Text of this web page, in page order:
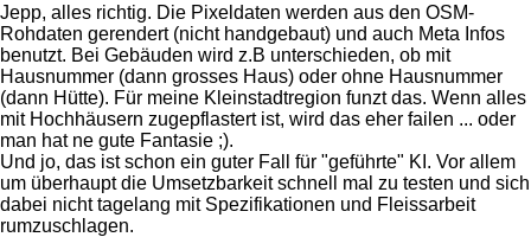
Jepp, alles richtig. Die Pixeldaten werden aus den OSM-
Rohdaten gerendert (nicht handgebaut) und auch Meta Infos
benutzt. Bei Gebäuden wird z.B unterschieden, ob mit
Hausnummer (dann grosses Haus) oder ohne Hausnummer
(dann Hütte). Für meine Kleinstadtregion funzt das. Wenn alles
mit Hochhäusern zugepflastert ist, wird das eher failen ... oder
man hat ne gute Fantasie ;).
Und jo, das ist schon ein guter Fall für "geführte" KI. Vor allem
um überhaupt die Umsetzbarkeit schnell mal zu testen und sich
dabei nicht tagelang mit Spezifikationen und Fleissarbeit
rumzuschlagen.